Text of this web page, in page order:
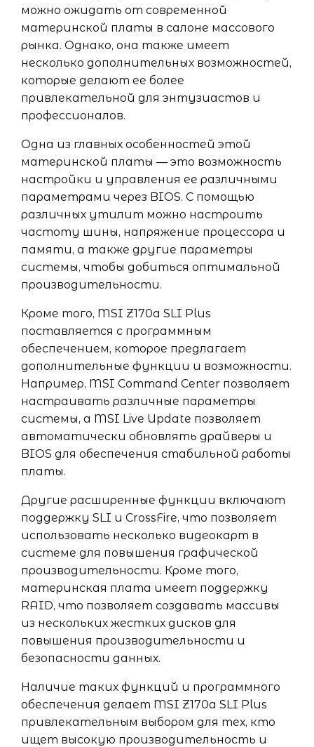
можно ожидать от современной
материнской платы в салоне массового
рынка. Однако, она также имеет
несколько дополнительных возможностей,
которые делают ее более
привлекательной для энтузиастов и
профессионалов.
Одна из главных особенностей этой
материнской платы — это возможность
настройки и управления ее различными
параметрами через BIOS. С помощью
различных утилит можно настроить
частоту шины, напряжение процессора и
памяти, а также другие параметры
системы, чтобы добиться оптимальной
производительности.
Кроме того, MSI Z170a SLI Plus
поставляется с программным
обеспечением, которое предлагает
дополнительные функции и возможности.
Например, MSI Command Center позволяет
настраивать различные параметры
системы, а MSI Live Update позволяет
автоматически обновлять драйверы и
BIOS для обеспечения стабильной работы
платы.
Другие расширенные функции включают
поддержку SLI и CrossFire, что позволяет
использовать несколько видеокарт в
системе для повышения графической
производительности. Кроме того,
материнская плата имеет поддержку
RAID, что позволяет создавать массивы
из нескольких жестких дисков для
повышения производительности и
безопасности данных.
Наличие таких функций и программного
обеспечения делает MSI Z170a SLI Plus
привлекательным выбором для тех, кто
ищет высокую производительность и